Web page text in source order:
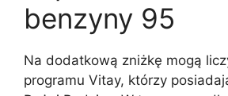
benzyny 95
Na dodatkową zniżkę mogą
programu Vitay, którzy